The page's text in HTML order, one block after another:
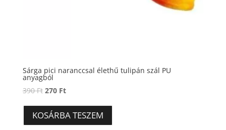
Sárga pici naranccsal élethű tulipán szál PU
anyagból
390Ft Original
was:
390 Ft.
270 FtCurrent
is:
270 Ft.
KOSÁRBA TESZEM